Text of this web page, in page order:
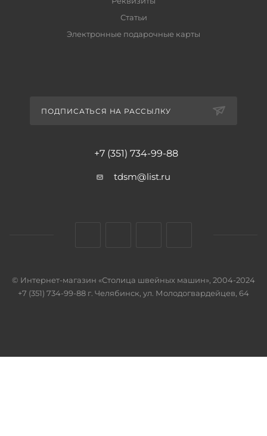
Статьи
Электронные подарочные карты
ПОДПИСАТЬСЯ НА РАССЫЛКУ
+7 (351) 734-99-88
tdsm@list.ru
© Интернет-магазин «Столица швейных машин», 2004-2024
+7 (351) 734-99-88 г. Челябинск, ул. Молодогвардейцев, 64